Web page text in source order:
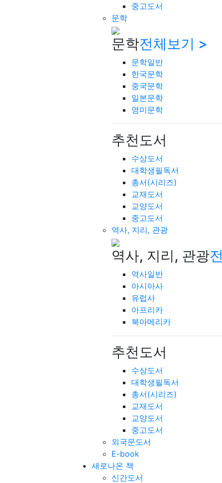
중고도서
문학
문학전체보기 >
문학일반
한국문학
중국문학
일본문학
영미문학
추천도서
수상도서
대학생필독서
총서(시리즈)
교재도서
교양도서
중고도서
역사, 지리, 관광
역사, 지리, 관광
역사일반
아시아사
유럽사
아프리카
북아메리카
추천도서
수상도서
대학생필독서
총서(시리즈)
교재도서
교양도서
중고도서
외국문도서
E-book
새로나온 책
신간도서